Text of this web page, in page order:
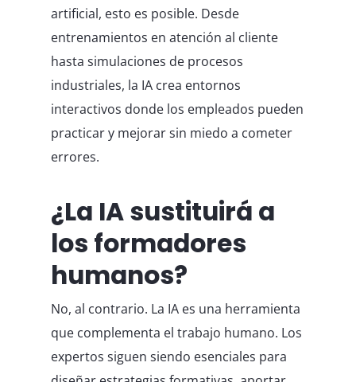
artificial, esto es posible. Desde
entrenamientos en atención al cliente
hasta simulaciones de procesos
industriales, la IA crea entornos
interactivos donde los empleados pueden
practicar y mejorar sin miedo a cometer
errores.
¿La IA sustituirá a
los formadores
humanos?
No, al contrario. La IA es una herramienta
que complementa el trabajo humano. Los
expertos siguen siendo esenciales para